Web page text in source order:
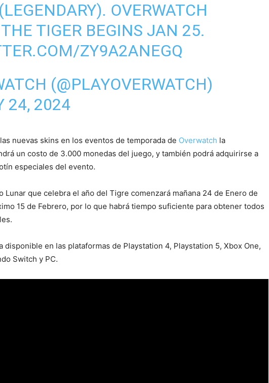
OVERWATCH
TIGER BEGINS JAN 25.
ZY9A2ANEGQ
(@PLAYOVERWATCH)
24, 2024
nuevas skins en los eventos de temporada de Overwatch la
un costo de 3.000 monedas del juego, y también podrá adquirirse a
especiales del evento.
Lunar que celebra el año del Tigre comenzará mañana 24 de Enero de
15 de Febrero, por lo que habrá tiempo suficiente para obtener todos
disponible en las plataformas de Playstation 4, Playstation 5, Xbox One,
Switch y PC.